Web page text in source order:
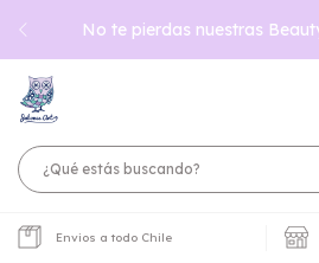
No te pierdas nuestras
Envios a todo Chile